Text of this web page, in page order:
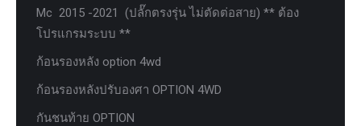
Mc 2015 -2021 (ปลั๊กตรงรุ่น ไม่ตัดต่อสาย) ** ต้อง
โปรแกรมระบบ **
ก้อนรองหลัง option 4wd
ก้อนรองหลังปรับองศา OPTION 4WD
กันชนท้าย OPTION